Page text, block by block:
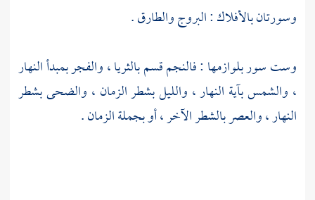
وسورتان بالأفلاك : البروج والطارق .
وست سور بلوازمها : فالنجم قسم بالثريا ، والفجر بمبدأ النهار
، والشمس بآية النهار ، والليل بشطر الزمان ، والضحى بشطر
النهار ، والعصر بالشطر الآخر ، أو بجملة الزمان .